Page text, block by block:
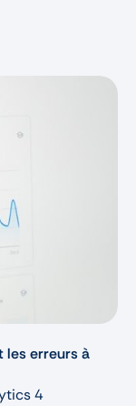
les erreurs à
4